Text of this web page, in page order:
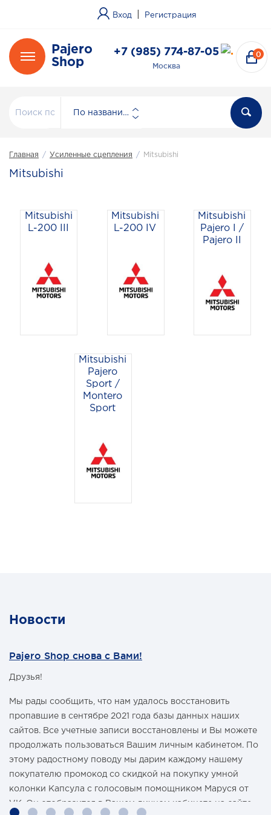
Вход Регистрация
Pajero
Shop
+7 (985) 774-87-05
Москва
0
По названию
Главная / Усиленные сцепления / Mitsubishi
Mitsubishi
Mitsubishi
L-200 III
Mitsubishi
L-200 IV
Mitsubishi
Pajero I /
Pajero II
Mitsubishi
Pajero
Sport /
Montero
Sport
Новости
Pajero Shop снова с Вами!
Друзья!
Мы рады сообщить, что нам удалось восстановить
пропавшие в сентябре 2021 года базы данных наших
сайтов. Все учетные записи восстановлены и Вы можете
продолжать пользоваться Вашим личным кабинетом. По
этому радостному поводу мы дарим каждому нашему
покупателю промокод со скидкой на покупку умной
колонки Капсула с голосовым помощником Маруся от
VK. Он отобразится в Вашем личном кабинете на сайте